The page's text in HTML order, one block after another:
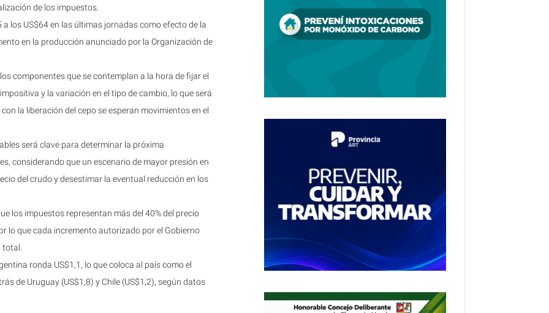
de los impuestos.
los US$64 en las últimas jornadas como efecto de la
en la producción anunciado por la Organización de
componentes que se contemplan a la hora de fijar el
y la variación en el tipo de cambio, lo que será
la liberación del cepo se esperan movimientos en el
será clave para determinar la próxima
considerando que un escenario de mayor presión en
del crudo y desestimar la eventual reducción en los
los impuestos representan más del 40% del precio
lo que cada incremento autorizado por el Gobierno
ronda US$1,1, lo que coloca al país como el
de Uruguay (US$1,8) y Chile (US$1,2), según datos